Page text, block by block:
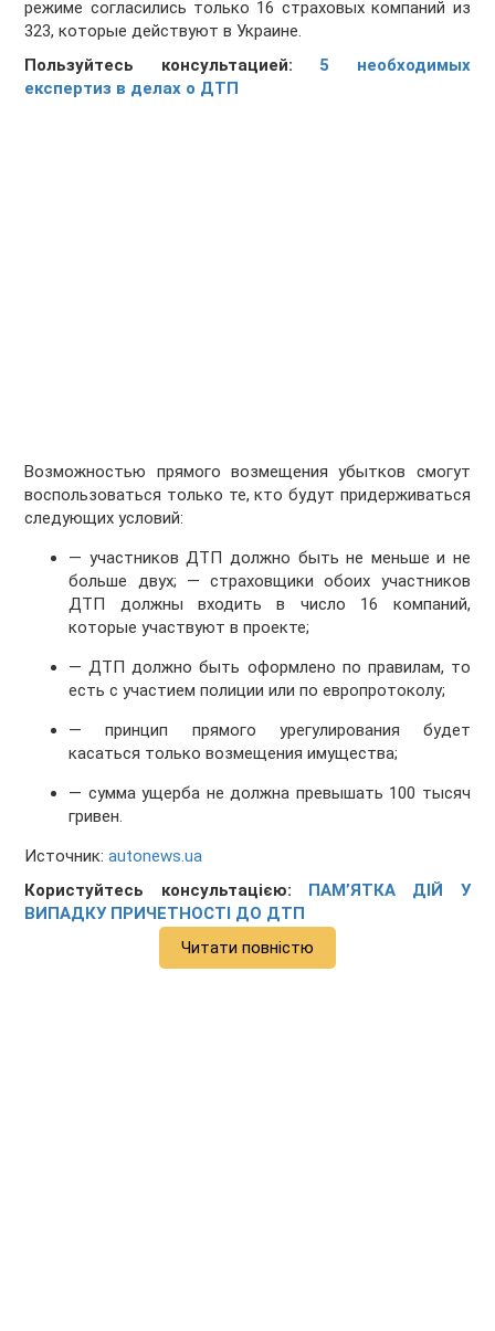
режиме согласились только 16 страховых компаний из
323, которые действуют в Украине.
Пользуйтесь консультацией: 5 необходимых
експертиз в делах о ДТП
Возможностью прямого возмещения убытков смогут
воспользоваться только те, кто будут придерживаться
следующих условий:
— участников ДТП должно быть не меньше и не
больше двух; — страховщики обоих участников
ДТП должны входить в число 16 компаний,
которые участвуют в проекте;
— ДТП должно быть оформлено по правилам, то
есть с участием полиции или по европротоколу;
— принцип прямого урегулирования будет
касаться только возмещения имущества;
— сумма ущерба не должна превышать 100 тысяч
гривен.
Источник:autonews.ua
Користуйтесь консультацією: ПАМ’ЯТКА ДІЙ У
ВИПАДКУ ПРИЧЕТНОСТІ ДО ДТП
Читати повністю